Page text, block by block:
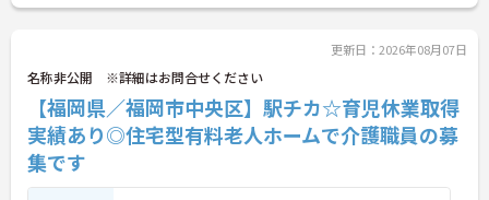
更新日：2026年08月07日
名称非公開 ※詳細はお問合せください
【福岡県／福岡市中央区】駅チカ☆育児休業取得
実績あり◎住宅型有料老人ホームで介護職員の募
集です